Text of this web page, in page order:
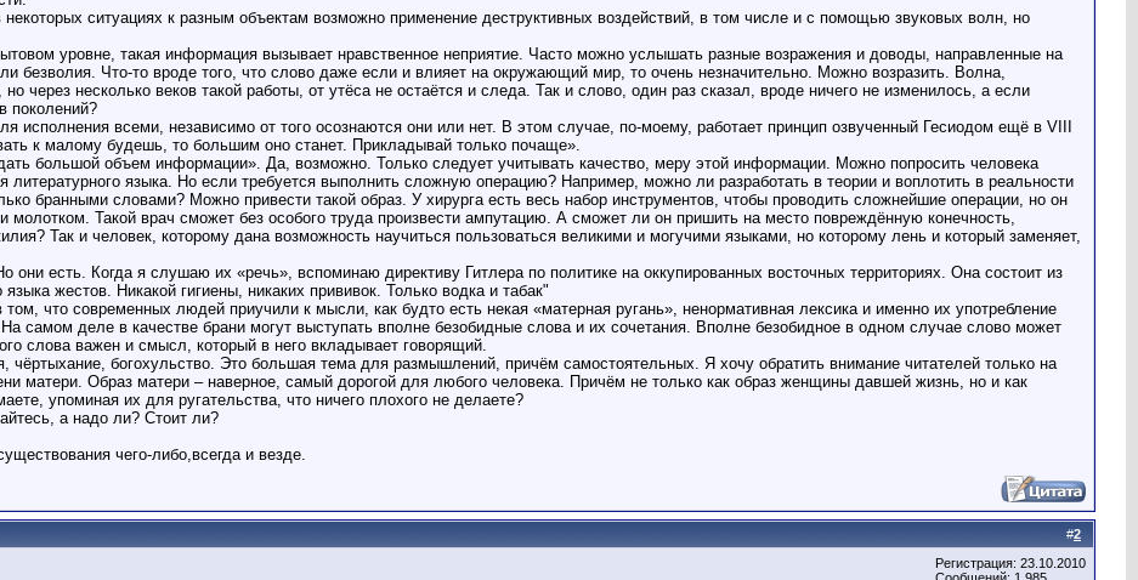
ситуациях к разным объектам возможно применение деструктивных воздействий, в том числе и с помощью звуковых волн, но
уровне, такая информация вызывает нравственное неприятие. Часто можно услышать разные возражения и доводы, направленные на
безволия. Что-то вроде того, что слово даже если и влияет на окружающий мир, то очень незначительно. Можно возразить. Волна,
через несколько веков такой работы, от утёса не остаётся и следа. Так и слово, один раз сказал, вроде ничего не изменилось, а если
поколений?
исполнения всеми, независимо от того осознаются они или нет. В этом случае, по-моему, работает принцип озвученный Гесиодом ещё в VIII
к малому будешь, то большим оно станет. Прикладывай только почаще».
большой объем информации». Да, возможно. Только следует учитывать качество, меру этой информации. Можно попросить человека
литературного языка. Но если требуется выполнить сложную операцию? Например, можно ли разработать в теории и воплотить в реальности
бранными словами? Можно привести такой образ. У хирурга есть весь набор инструментов, чтобы проводить сложнейшие операции, но он
Такой врач сможет без особого труда произвести ампутацию. А сможет ли он пришить на место повреждённую конечность,
Так и человек, которому дана возможность научиться пользоваться великими и могучими языками, но которому лень и который заменяет,
они есть. Когда я слушаю их «речь», вспоминаю директиву Гитлера по политике на оккупированных восточных территориях. Она состоит из
жестов. Никакой гигиены, никаких прививок. Только водка и табак"
что современных людей приучили к мысли, как будто есть некая «матерная ругань», ненормативная лексика и именно их употребление
самом деле в качестве брани могут выступать вполне безобидные слова и их сочетания. Вполне безобидное в одном случае слово может
слова важен и смысл, который в него вкладывает говорящий.
чёртыхание, богохульство. Это большая тема для размышлений, причём самостоятельных. Я хочу обратить внимание читателей только на
матери. Образ матери – наверное, самый дорогой для любого человека. Причём не только как образ женщины давшей жизнь, но и как
упоминая их для ругательства, что ничего плохого не делаете?
а надо ли? Стоит ли?
чего-либо,всегда и везде.
#2
Регистрация: 23.10.2010